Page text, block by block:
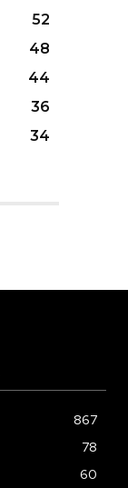
52
48
44
36
34
867
78
60